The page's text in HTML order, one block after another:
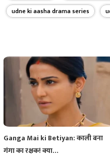
udne ki aasha drama series
Ganga Mai ki Betiyan: काली बना
गंगा का रक्षक! क्या…